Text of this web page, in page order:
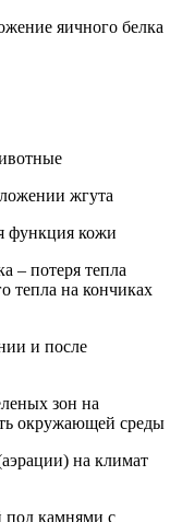
яичного белка
жгута
функция кожи
– потеря тепла
тепла на кончиках
и после
зон на
окружающей среды
на климат
под камнями с